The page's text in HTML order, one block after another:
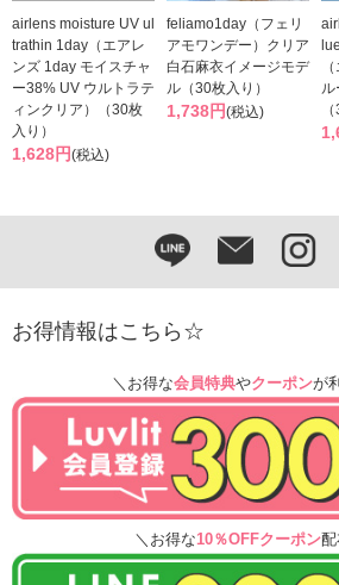
airlens moisture UV ul
trathin 1day（エアレ
ンズ 1day モイスチャ
ー38% UV ウルトラテ
ィンクリア）（30枚
入り）
1,628円(税込)
feliamo1day（フェリ
アモワンデー）クリア
白石麻衣イメージモデ
ル（30枚入り）
1,738円(税込)
ル
お得情報はこちら☆
＼お得な会員特典やクーポンが
＼お得な10％OFFクーポン